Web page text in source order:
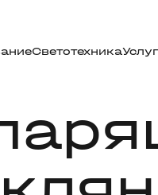
Светотехника